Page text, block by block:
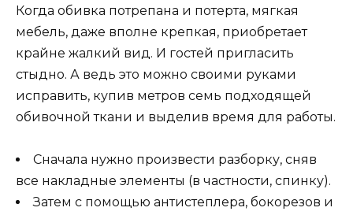
Когда обивка потрепана и потерта, мягкая
мебель, даже вполне крепкая, приобретает
крайне жалкий вид. И гостей пригласить
стыдно. А ведь это можно своими руками
исправить, купив метров семь подходящей
обивочной ткани и выделив время для работы.
Сначала нужно произвести разборку, сняв
все накладные элементы (в частности, спинку).
Затем с помощью антистеплера, бокорезов и